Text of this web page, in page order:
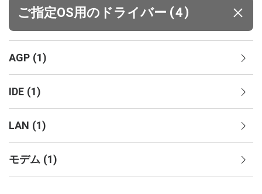
ご指定OS用のドライバー (4)
AGP (1)
IDE (1)
LAN (1)
モデム (1)